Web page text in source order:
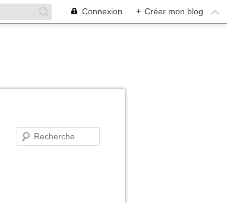
Connexion + Créer mon blog